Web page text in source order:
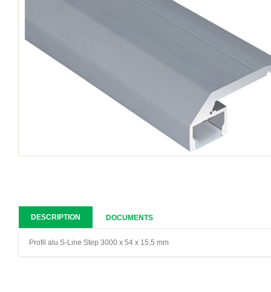
DESCRIPTION DOCUMENTS
Profil alu S-Line Step 3000 x 54 x 15,5 mm